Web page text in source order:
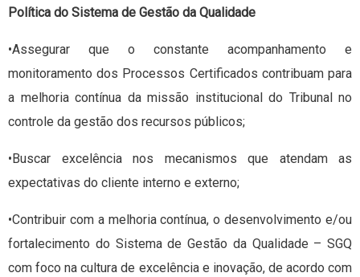
Política do Sistema de Gestão da Qualidade
•Assegurar que o constante acompanhamento e
monitoramento dos Processos Certificados contribuam para
a melhoria contínua da missão institucional do Tribunal no
controle da gestão dos recursos públicos;
•Buscar excelência nos mecanismos que atendam as
expectativas do cliente interno e externo;
•Contribuir com a melhoria contínua, o desenvolvimento e/ou
fortalecimento do Sistema de Gestão da Qualidade – SGQ
com foco na cultura de excelência e inovação, de acordo com